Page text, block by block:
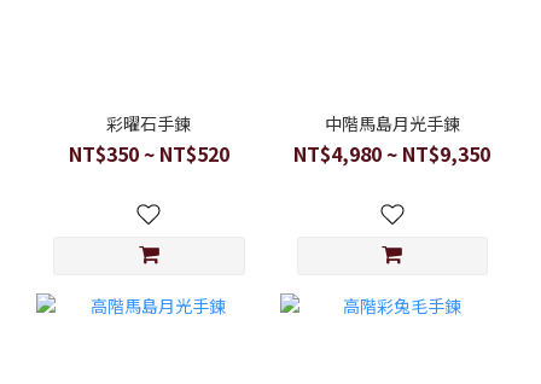
彩曜石手鍊
NT$350 ~ NT$520
中階馬島月光手鍊
NT$4,980 ~ NT$9,350